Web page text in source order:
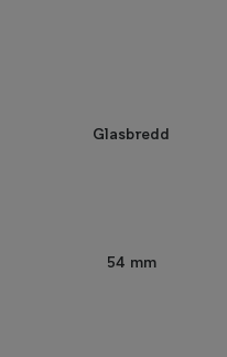
Glasbredd
54 mm